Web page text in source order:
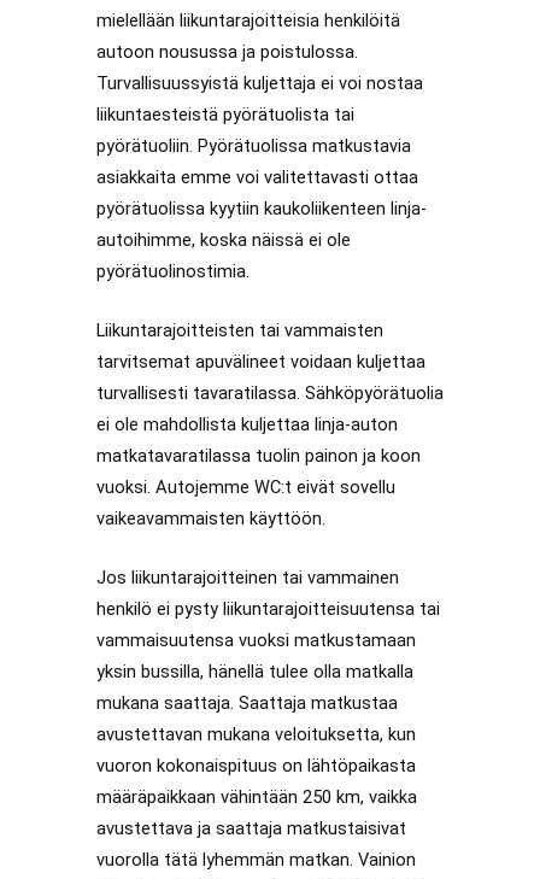
mielellään liikuntarajoitteisia henkilöitä
autoon nousussa ja poistulossa.
Turvallisuussyistä kuljettaja ei voi nostaa
liikuntaesteistä pyörätuolista tai
pyörätuoliin. Pyörätuolissa matkustavia
asiakkaita emme voi valitettavasti ottaa
pyörätuolissa kyytiin kaukoliikenteen linja-
autoihimme, koska näissä ei ole
pyörätuolinostimia.
Liikuntarajoitteisten tai vammaisten
tarvitsemat apuvälineet voidaan kuljettaa
turvallisesti tavaratilassa. Sähköpyörätuolia
ei ole mahdollista kuljettaa linja-auton
matkatavaratilassa tuolin painon ja koon
vuoksi. Autojemme WC:t eivät sovellu
vaikeavammaisten käyttöön.
Jos liikuntarajoitteinen tai vammainen
henkilö ei pysty liikuntarajoitteisuutensa tai
vammaisuutensa vuoksi matkustamaan
yksin bussilla, hänellä tulee olla matkalla
mukana saattaja. Saattaja matkustaa
avustettavan mukana veloituksetta, kun
vuoron kokonaispituus on lähtöpaikasta
määräpaikkaan vähintään 250 km, vaikka
avustettava ja saattaja matkustaisivat
vuorolla tätä lyhemmän matkan. Vainion